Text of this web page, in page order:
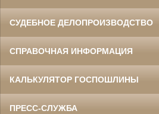
СУДЕБНОЕ ДЕЛОПРОИЗВОДСТВО
СПРАВОЧНАЯ ИНФОРМАЦИЯ
КАЛЬКУЛЯТОР ГОСПОШЛИНЫ
ПРЕСС-СЛУЖБА